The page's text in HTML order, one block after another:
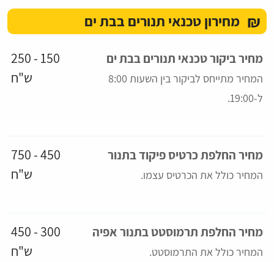
₪ מחירון טכנאי תנורים בבת ים
מחיר ביקור טכנאי תנורים בבת ים
המחיר מתייחס לביקור בין השעות 8:00
ל-19:00.
150 - 250
ש"ח
מחיר החלפת כרטיס פיקוד בתנור
המחיר כולל את הכרטיס עצמו.
450 - 750
ש"ח
מחיר החלפת תרמוסטט בתנור אפיה
המחיר כולל את התרמוסטט.
300 - 450
ש"ח